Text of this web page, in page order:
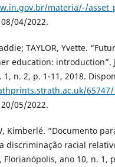
materia/-/
04/2022.
TAYLOR, Yvette.
education: introduction”.
1, n. 2, p. 1-11, 2018.
65747/
05/2022.
Kimberlé. “Documento
discriminação racial
Florianópolis, ano 10, n. 1,